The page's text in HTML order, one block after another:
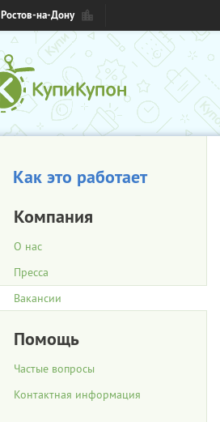
Ростов-на-Дону
Как это работает
Компания
О нас
Пресса
Вакансии
Помощь
Частые вопросы
Контактная информация